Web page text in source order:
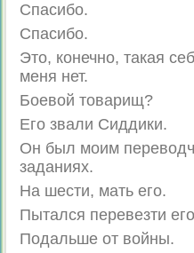
Спасибо.
Спасибо.
Это, конечно, такая
меня нет.
Боевой товарищ?
Его звали Сиддики.
Он был моим
заданиях.
На шести, мать его.
Пытался перевезти
Подальше от войны.